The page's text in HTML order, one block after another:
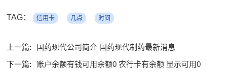
TAG： 信用卡 几点 时间
上一篇:
国药现代公司简介 国药现代制药最新消息
下一篇:
账户余额有钱可用余额0 农行卡有余额 显示可用0